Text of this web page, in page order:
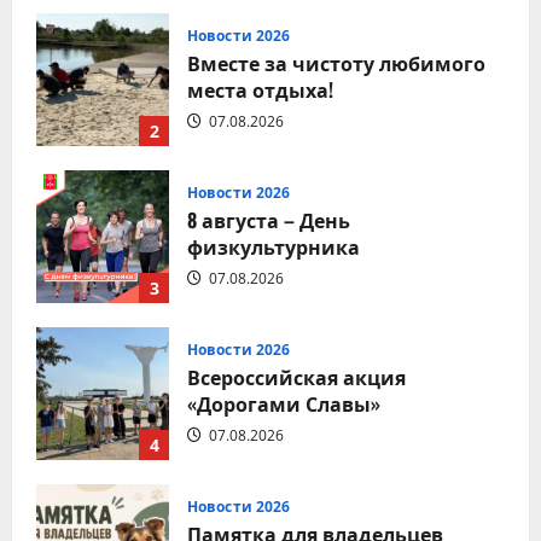
3
Новости 2026
8 августа – День
физкультурника
07.08.2026
4
Новости 2026
Всероссийская акция
«Дорогами Славы»
07.08.2026
5
Новости 2026
Памятка для владельцев
домашних питомцев!
07.08.2026
Новости 2026